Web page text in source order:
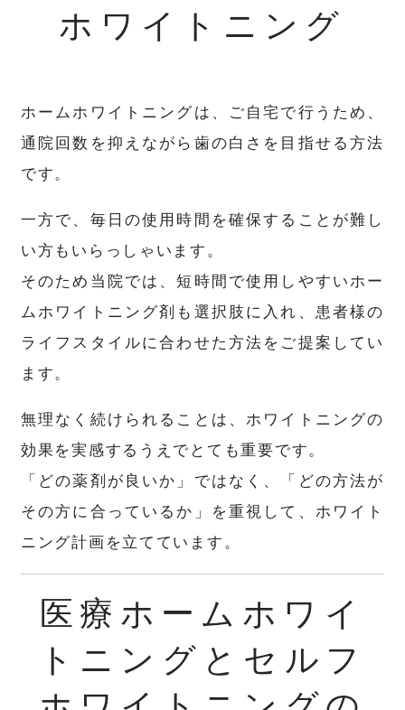
ホワイトニング
ホームホワイトニングは、ご自宅で行うため、
通院回数を抑えながら歯の白さを目指せる方法
です。
一方で、毎日の使用時間を確保することが難し
い方もいらっしゃいます。
そのため当院では、短時間で使用しやすいホー
ムホワイトニング剤も選択肢に入れ、患者様の
ライフスタイルに合わせた方法をご提案してい
ます。
無理なく続けられることは、ホワイトニングの
効果を実感するうえでとても重要です。
「どの薬剤が良いか」ではなく、「どの方法が
その方に合っているか」を重視して、ホワイト
ニング計画を立てています。
医療ホームホワイ
トニングとセルフ